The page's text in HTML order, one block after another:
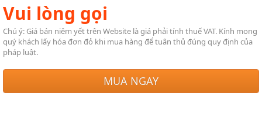
Vui lòng gọi
Chú ý: Giá bán niêm yết trên Website là giá phải tính thuế VAT. Kính mong
quý khách lấy hóa đơn đỏ khi mua hàng để tuân thủ đúng quy định của
pháp luật.
MUA NGAY